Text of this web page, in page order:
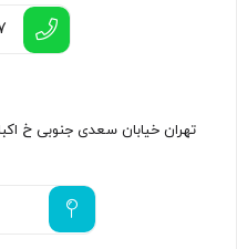
تهران خیابان سعدی جنوبی خ